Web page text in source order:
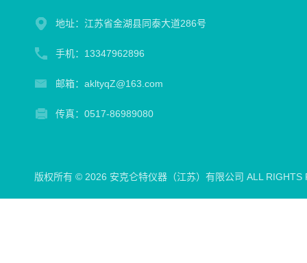
地址：江苏省金湖县同泰大道286号
手机：13347962896
邮箱：akltyqZ@163.com
传真：0517-86989080
版权所有 © 2026 安克仑特仪器（江苏）有限公司 ALL RIGHTS